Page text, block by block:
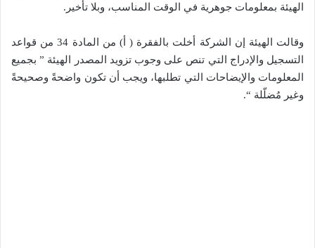
الهيئة بمعلومات جوهرية في الوقت المناسب، وبلا تأخير.
وقالت الهيئة إن الشركة أخلت بالفقرة ( أ) من المادة 34 من قواعد
التسجيل والإدراج التي تنص على وجوب تزويد المصدر الهيئة ” بجميع
المعلومات والإيضاحات التي تطلبها، ويجب أن تكون واضحةً وصحيحةً
وغير مُضلّلة “.